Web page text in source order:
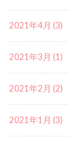
2021年4月 (3)
2021年3月 (1)
2021年2月 (2)
2021年1月 (3)